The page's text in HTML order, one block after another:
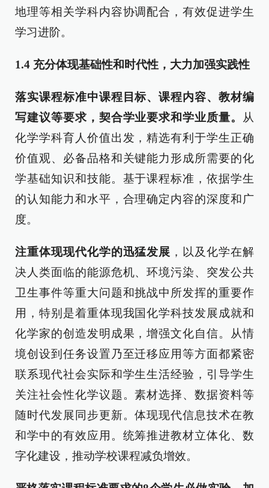
地理等相关学科内容协调配合，有效促进学生
学习进阶。
1.4 充分体现基础性和时代性，大力加强实践性
落实课程标准中课程目标、课程内容、教材编
写建议等要求，契合学业要求和学业质量。 从
化学学科育人价值出发，精选有利于学生正确
价值观、必备品格和关键能力形成所需要的化
学基础知识和技能。基于课程标准，依据学生
的认知能力和水平，合理确定内容的深度和广
度。
注重体现现代化学的迅猛发展 ，以及化学在解
决人类面临的能源危机、环境污染、突发公共
卫生事件等重大问题和挑战中所发挥的重要作
用，特别是着重体现我国化学科技发展成就和
化学家的创造发明成果，增强文化自信。从情
境创设到任务设置乃至迁移应用等方面都紧密
联系现代社会实际和学生生活经验，引导学生
关注社会性化学议题。素材选择、数据资料等
随时代发展同步更新。体现现代信息技术在教
和学中的有效应用。统筹推进教材立体化、数
字化建设，推动学校课程减负增效。